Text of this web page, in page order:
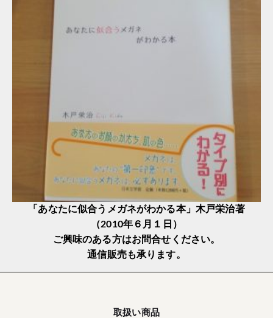
「あなたに似合うメガネがわかる本」木戸栄治著
（2010年６月１日）
ご興味のある方はお問合せください。
通信販売も承ります。
取扱い商品